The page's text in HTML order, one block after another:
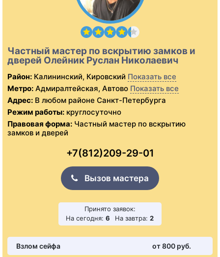
Частный мастер по вскрытию замков и
дверей Олейник Руслан Николаевич
Район: Калининский, Кировский Показать все
Метро: Адмиралтейская, Автово Показать все
Адрес: В любом районе Санкт-Петербурга
Режим работы: круглосуточно
Правовая форма: Частный мастер по вскрытию
замков и дверей
+7(812)209-29-01
Вызов мастера
Принято заявок:
На сегодня: 6 На завтра: 2
Взлом сейфа от 800 pуб.